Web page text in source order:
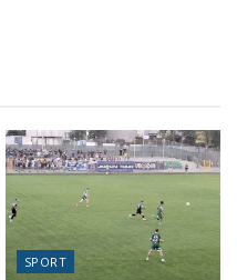
SPORT